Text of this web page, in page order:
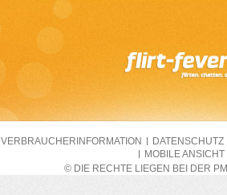
VERBRAUCHERINFORMATION DATENSCHUTZ
MOBILE ANSICHT
© DIE RECHTE LIEGEN BEI DER